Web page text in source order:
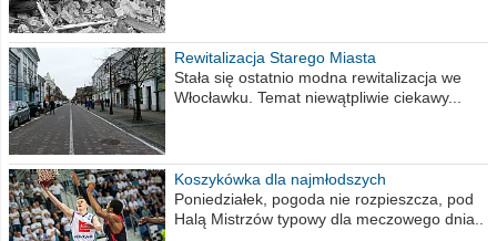
Rewitalizacja Starego Miasta
Stała się ostatnio modna rewitalizacja we
Włocławku. Temat niewątpliwie ciekawy...
Koszykówka dla najmłodszych
Poniedziałek, pogoda nie rozpieszcza, pod
Halą Mistrzów typowy dla meczowego dnia..